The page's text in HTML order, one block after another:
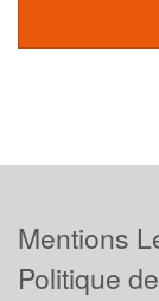
Mentions
Politique